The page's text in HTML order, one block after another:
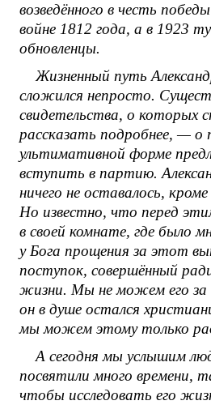
возведённого в честь
войне 1812 года, а в 1923
обновленцы.
Жизненный путь
сложился непросто.
свидетельства, о которых
рассказать подробнее, —
ультимативной форме
вступить в партию.
ничего не оставалось,
Но известно, что перед
в своей комнате, где было
у Бога прощения за этот
поступок, совершённый
жизни. Мы не можем его за
он в душе остался
мы можем этому только
А сегодня мы услышим
посвятили много времени,
чтобы исследовать его